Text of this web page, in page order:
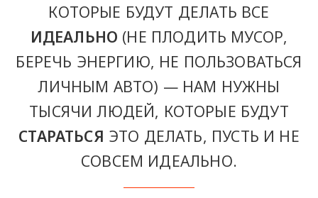
КОТОРЫЕ БУДУТ ДЕЛАТЬ ВСЕ
ИДЕАЛЬНО (НЕ ПЛОДИТЬ МУСОР,
БЕРЕЧЬ ЭНЕРГИЮ, НЕ ПОЛЬЗОВАТЬСЯ
ЛИЧНЫМ АВТО) — НАМ НУЖНЫ
ТЫСЯЧИ ЛЮДЕЙ, КОТОРЫЕ БУДУТ
СТАРАТЬСЯ ЭТО ДЕЛАТЬ, ПУСТЬ И НЕ
СОВСЕМ ИДЕАЛЬНО.